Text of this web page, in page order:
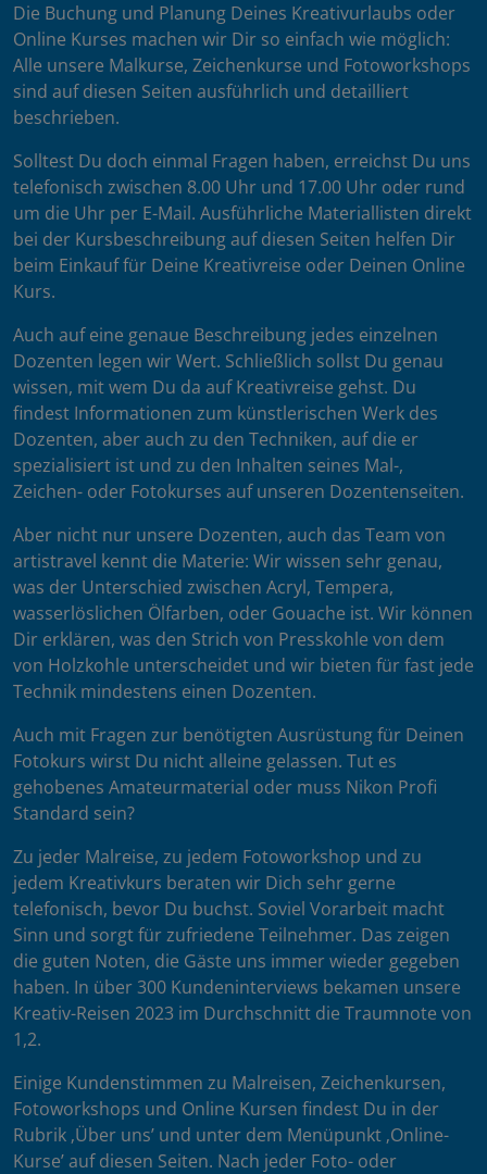
Die Buchung und Planung Deines Kreativurlaubs oder
Online Kurses machen wir Dir so einfach wie möglich:
Alle unsere Malkurse, Zeichenkurse und Fotoworkshops
sind auf diesen Seiten ausführlich und detailliert
beschrieben.
Solltest Du doch einmal Fragen haben, erreichst Du uns
telefonisch zwischen 8.00 Uhr und 17.00 Uhr oder rund
um die Uhr per E-Mail. Ausführliche Materiallisten direkt
bei der Kursbeschreibung auf diesen Seiten helfen Dir
beim Einkauf für Deine Kreativreise oder Deinen Online
Kurs.
Auch auf eine genaue Beschreibung jedes einzelnen
Dozenten legen wir Wert. Schließlich sollst Du genau
wissen, mit wem Du da auf Kreativreise gehst. Du
findest Informationen zum künstlerischen Werk des
Dozenten, aber auch zu den Techniken, auf die er
spezialisiert ist und zu den Inhalten seines Mal-,
Zeichen- oder Fotokurses auf unseren Dozentenseiten.
Aber nicht nur unsere Dozenten, auch das Team von
artistravel kennt die Materie: Wir wissen sehr genau,
was der Unterschied zwischen Acryl, Tempera,
wasserlöslichen Ölfarben, oder Gouache ist. Wir können
Dir erklären, was den Strich von Presskohle von dem
von Holzkohle unterscheidet und wir bieten für fast jede
Technik mindestens einen Dozenten.
Auch mit Fragen zur benötigten Ausrüstung für Deinen
Fotokurs wirst Du nicht alleine gelassen. Tut es
gehobenes Amateurmaterial oder muss Nikon Profi
Standard sein?
Zu jeder Malreise, zu jedem Fotoworkshop und zu
jedem Kreativkurs beraten wir Dich sehr gerne
telefonisch, bevor Du buchst. Soviel Vorarbeit macht
Sinn und sorgt für zufriedene Teilnehmer. Das zeigen
die guten Noten, die Gäste uns immer wieder gegeben
haben. In über 300 Kundeninterviews bekamen unsere
Kreativ-Reisen 2023 im Durchschnitt die Traumnote von
1,2.
Einige Kundenstimmen zu Malreisen, Zeichenkursen,
Fotoworkshops und Online Kursen findest Du in der
Rubrik ‚Über uns’ und unter dem Menüpunkt ‚Online-
Kurse’ auf diesen Seiten. Nach jeder Foto- oder